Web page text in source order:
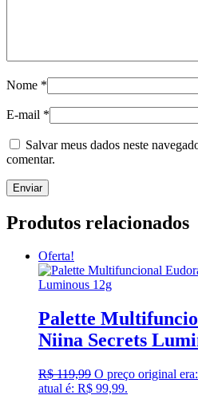
Nome *
E-mail *
Salvar meus dados neste
comentar.
Produtos relacionados
Oferta!
Palette
Niina Secrets
R$119,99 O preço original
atual é: R$ 99,99.